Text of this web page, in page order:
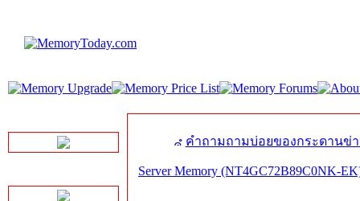
คำถามถามบ่อยของกระดานข่
Server Memory (NT4GC72B89C0NK-